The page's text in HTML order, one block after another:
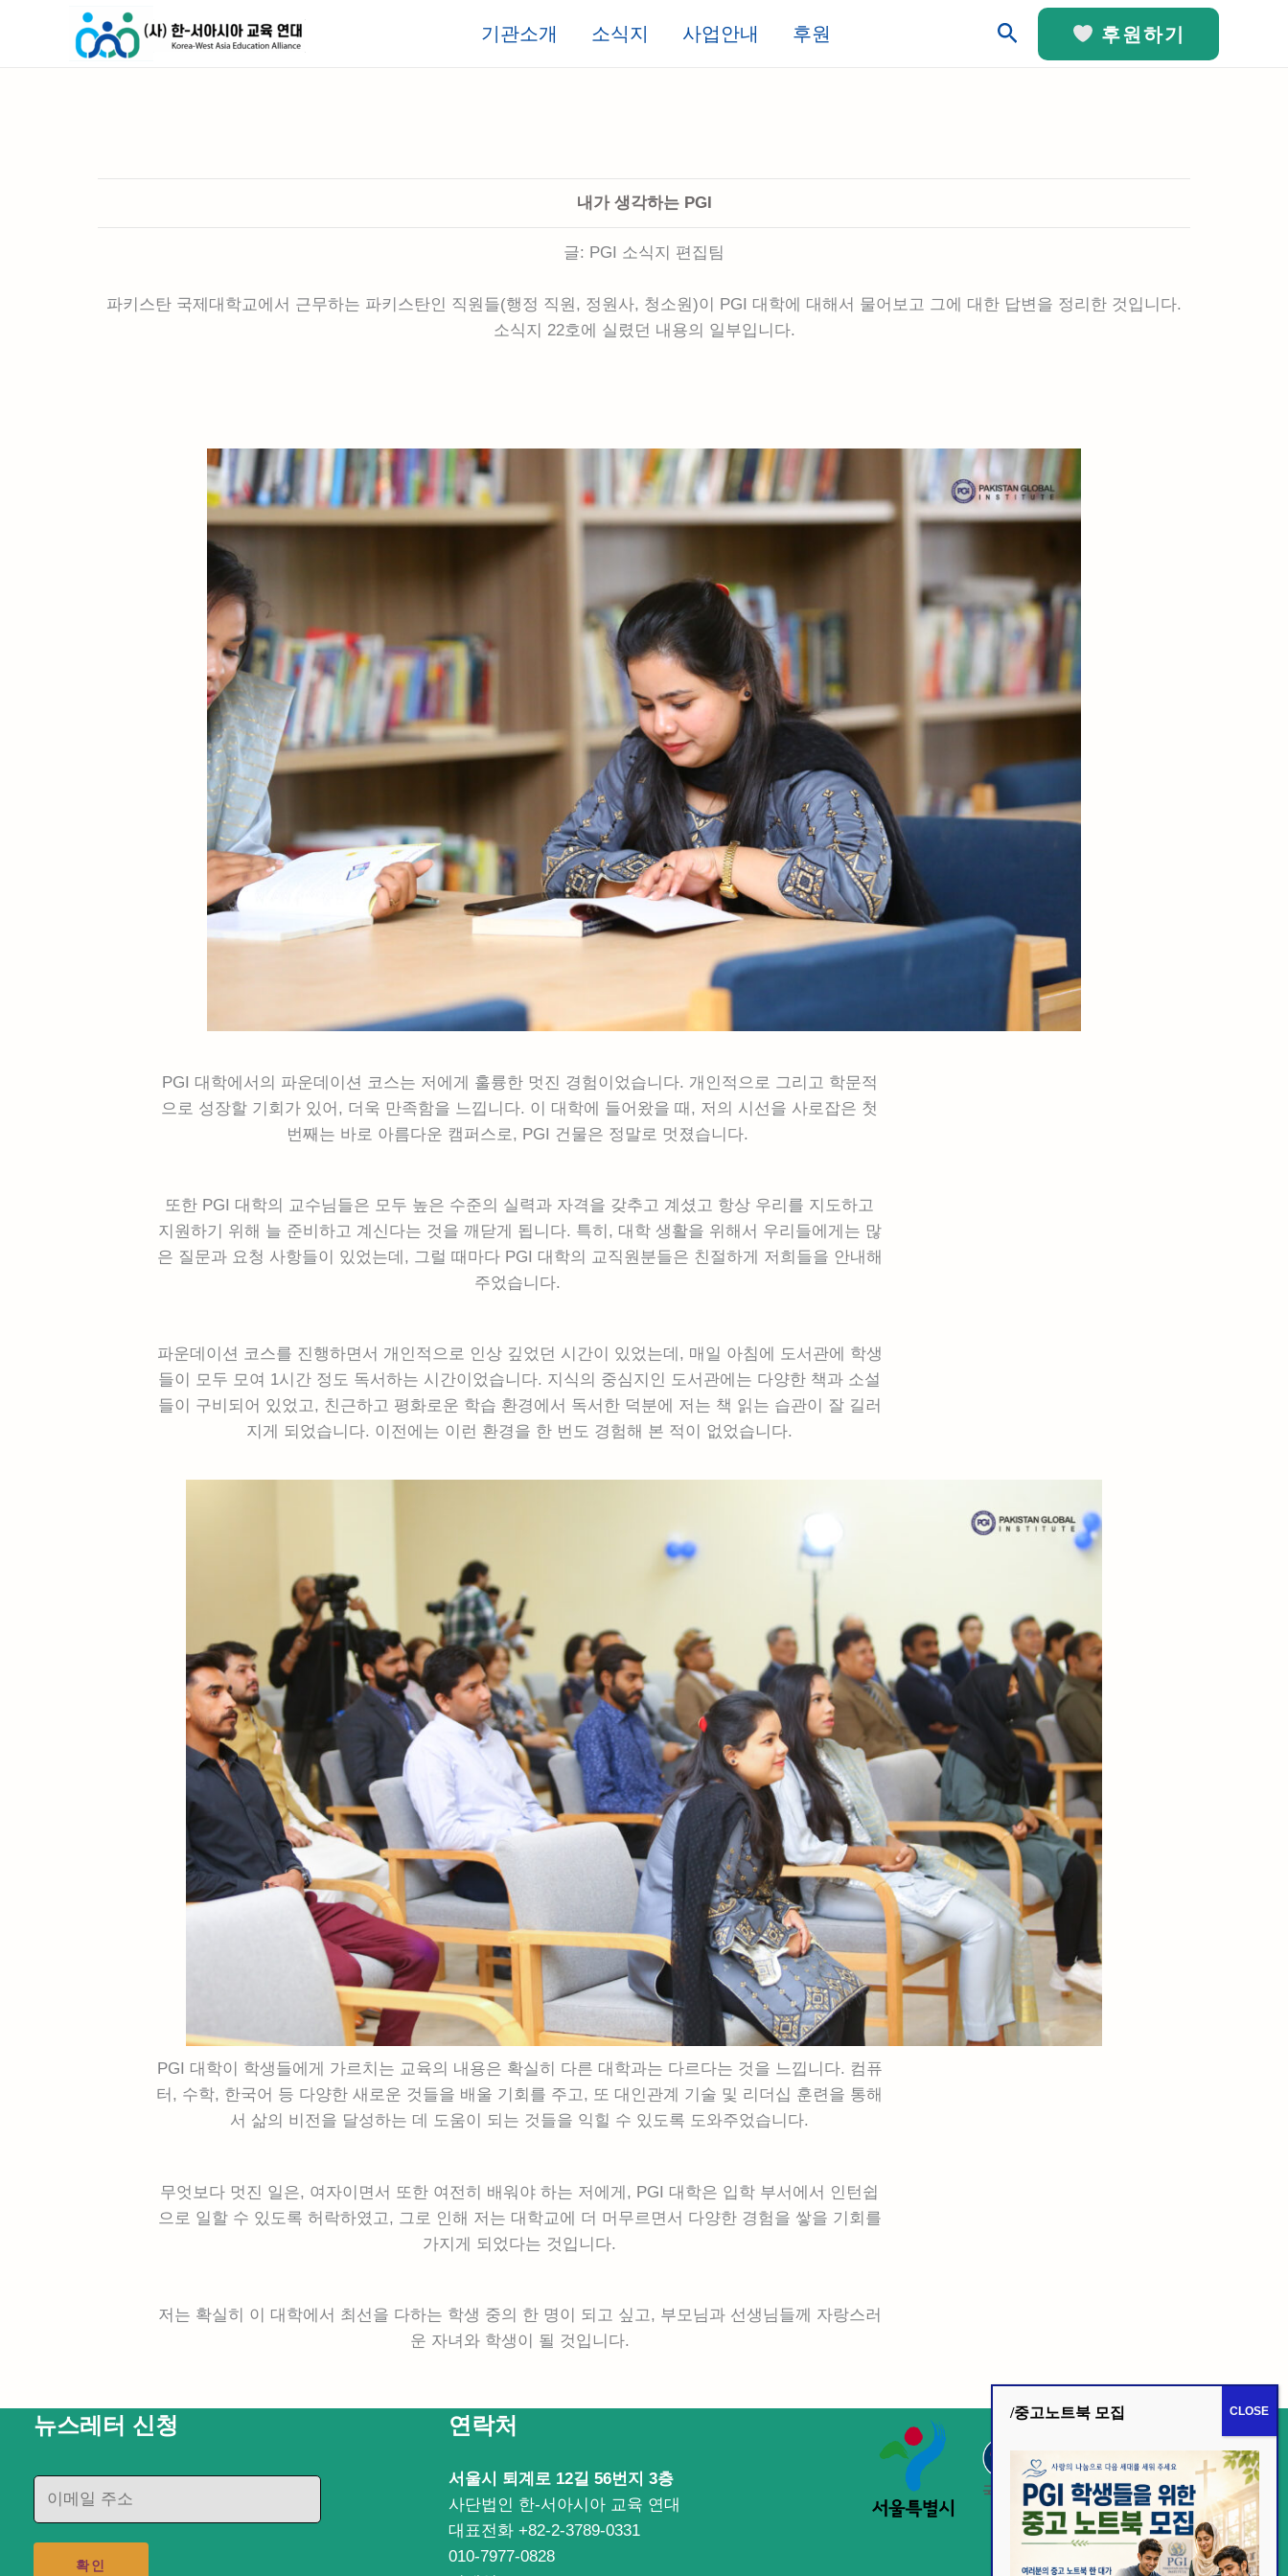
기관소개 소식지 사업안내 후원
검
후원하기
내가 생각하는 PGI
글: PGI 소식지 편집팀
파키스탄 국제대학교에서 근무하는 파키스탄인 직원들(행정 직원, 정원사, 청소원)이 PGI 대학에 대해서 물어보고 그에 대한 답변을 정리한 것입니다.
소식지 22호에 실렸던 내용의 일부입니다.
PGI 대학에서의 파운데이션 코스는 저에게 훌륭한 멋진 경험이었습니다. 개인적으로 그리고 학문적
으로 성장할 기회가 있어, 더욱 만족함을 느낍니다. 이 대학에 들어왔을 때, 저의 시선을 사로잡은 첫
번째는 바로 아름다운 캠퍼스로, PGI 건물은 정말로 멋졌습니다.
또한 PGI 대학의 교수님들은 모두 높은 수준의 실력과 자격을 갖추고 계셨고 항상 우리를 지도하고
지원하기 위해 늘 준비하고 계신다는 것을 깨닫게 됩니다. 특히, 대학 생활을 위해서 우리들에게는 많
은 질문과 요청 사항들이 있었는데, 그럴 때마다 PGI 대학의 교직원분들은 친절하게 저희들을 안내해
주었습니다.
파운데이션 코스를 진행하면서 개인적으로 인상 깊었던 시간이 있었는데, 매일 아침에 도서관에 학생
들이 모두 모여 1시간 정도 독서하는 시간이었습니다. 지식의 중심지인 도서관에는 다양한 책과 소설
들이 구비되어 있었고, 친근하고 평화로운 학습 환경에서 독서한 덕분에 저는 책 읽는 습관이 잘 길러
지게 되었습니다. 이전에는 이런 환경을 한 번도 경험해 본 적이 없었습니다.
PGI 대학이 학생들에게 가르치는 교육의 내용은 확실히 다른 대학과는 다르다는 것을 느낍니다. 컴퓨
터, 수학, 한국어 등 다양한 새로운 것들을 배울 기회를 주고, 또 대인관계 기술 및 리더십 훈련을 통해
서 삶의 비전을 달성하는 데 도움이 되는 것들을 익힐 수 있도록 도와주었습니다.
무엇보다 멋진 일은, 여자이면서 또한 여전히 배워야 하는 저에게, PGI 대학은 입학 부서에서 인턴쉽
으로 일할 수 있도록 허락하였고, 그로 인해 저는 대학교에 더 머무르면서 다양한 경험을 쌓을 기회를
가지게 되었다는 것입니다.
저는 확실히 이 대학에서 최선을 다하는 학생 중의 한 명이 되고 싶고, 부모님과 선생님들께 자랑스러
운 자녀와 학생이 될 것입니다.
뉴스레터 신청
a
확인
연락처
서울시 퇴계로 12길 56번지 3층
사단법인 한-서아시아 교육 연대
대표전화 +82-2-3789-0331
010-7977-0828
/중고노트북 모집